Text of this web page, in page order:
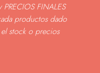
FINALES
productos dado
stock o precios